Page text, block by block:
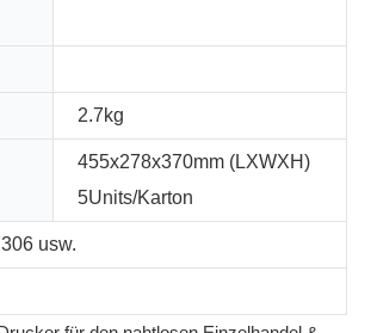
2.7kg
455x278x370mm (LXWXH)
5Units/Karton
usw.